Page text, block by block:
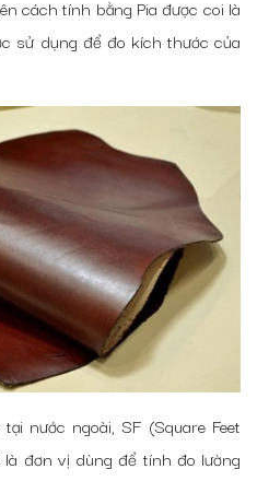
cách tính bằng Pia được coi là
sử dụng để đo kích thước của
nước ngoài, SF (Square Feet
là đơn vị dùng để tính đo lường